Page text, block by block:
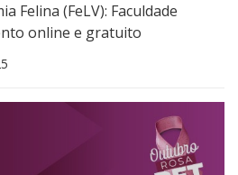
Felina (FeLV): Faculdade
online e gratuito